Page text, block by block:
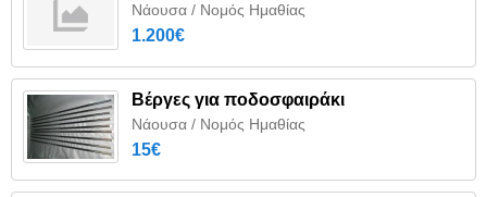
Νάουσα / Νομός Ημαθίας
1.200€
Βέργες για ποδοσφαιράκι
Νάουσα / Νομός Ημαθίας
15€